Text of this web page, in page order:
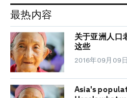
最热内容
关于亚洲人口
这些
2016年09月09日
Asia's